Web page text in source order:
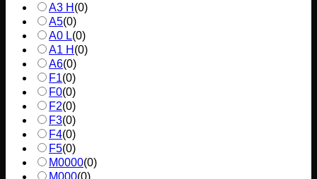
A3 H (0)
A5(0)
A0 L(0)
A1 H (0)
A6(0)
F1(0)
F0(0)
F2(0)
F3(0)
F4(0)
F5(0)
M0000(0)
M000(0)